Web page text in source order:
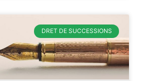
DRET DE SUCCESSIONS